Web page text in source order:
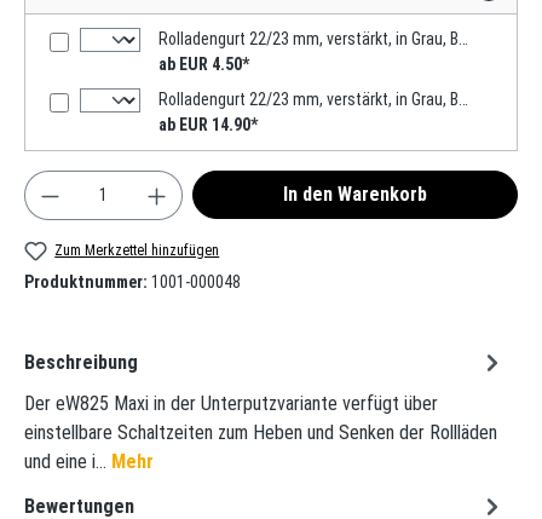
ab EUR 4.50*
ab EUR 14.90*
Produkt Anzahl: Gib den gewünschten Wert ein
In den Warenkorb
Zum Merkzettel hinzufügen
Produktnummer: 1001-000048
Beschreibung
Der eW825 Maxi in der Unterputzvariante verfügt über
einstellbare Schaltzeiten zum Heben und Senken der Rollläden
und eine i… Mehr
Bewertungen